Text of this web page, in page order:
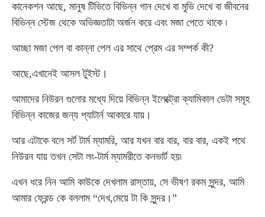
কানেকশন আছে, মানুষ টিভিতে বিভিন্ন গান দেখে বা মুভি দেখে বা জীবনের
বিভিন্ন স্টেজ থেকে অভিজ্ঞতাটা অর্জন করে এবং মজা পেতে থাকে ৷
আচ্ছা মজা পেল বা কান্না পেল এর সাথে প্রেম এর সম্পর্ক কী?
আছে,এখানেই আসল টুইস্ট।
আমাদের নিউরন গুলোর মধ্যে দিয়ে বিভিন্ন ইলেক্ট্রো ক্যামিকাল ডেটা সমূহ
বিভিন্ন কাজের জন্য প্যাটার্ন আকারে যায়।
আর এটাকে বলে সর্ট টার্ম ম্যামরি, আর যখন বার বার, বার বার, একই পথে
নিউরন যায় তখন সেটা লং-টার্ম ম্যামরীতে কনভার্ট হয়৷
এখন ধরে নিন আমি কাউকে দেখলাম রাস্তায়, সে ভীষণ রকম সুন্দর, আমি
আমার ফ্রেন্ড কে বললাম “দেখ,মেয়ে টা কি সুন্দর।”